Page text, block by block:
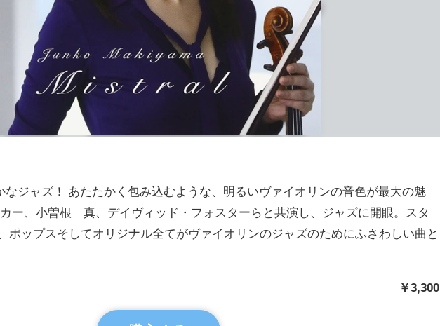
なジャズ！ あたたかく包み込むような、明るいヴァイオリンの音色が最大の魅
ー、小曽根 真、デイヴィッド・フォスターらと共演し、ジャズに開眼。スタ
ポップスそしてオリジナル全てがヴァイオリンのジャズのためにふさわしい曲と
￥3,300